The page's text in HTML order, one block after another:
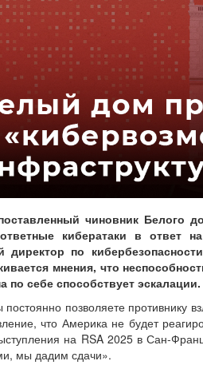
чиновник Белого
кибератаки в ответ
директор по
мнения, что
по себе способствует эскалации.
постоянно позволяете противнику
что Америка не будет
на RSA 2025 в Сан-
мы дадим сдачи».